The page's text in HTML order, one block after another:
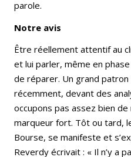
parole.
Notre avis
Être réellement attentif au
et lui parler, même en
de réparer. Un grand
récemment, devant des
occupons pas assez bien
marqueur fort. Tôt ou tard,
Bourse, se manifeste et
Reverdy écrivait : « Il n’y a